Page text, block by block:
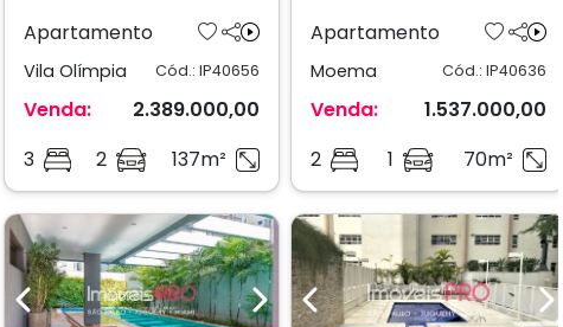
Apartamento
Vila Olímpia Cód.: IP40656
Venda:
2.389.000,00
3
2 137m²
Apartamento
Moema Cód.: IP40636
Venda:
1.537.000,00
2
1 70m²
Previous Next Previous